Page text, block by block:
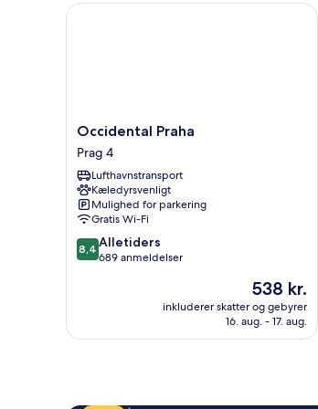
2
Occidental
Praha
Prag
4
Occidental Praha
Prag 4
Lufthavnstransport
Kæledyrsvenligt
Mulighed for parkering
Gratis Wi-Fi
8.4
ud
anmeldelser
8,4 Alletiders
689 anmeldelser
Prisen
er
538 kr.
538 kr.
inkluderer skatter og gebyrer
16. aug. - 17. aug.
Occidental Praha